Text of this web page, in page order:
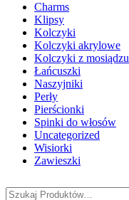
Charms
Klipsy
Kolczyki
Kolczyki akrylowe
Kolczyki z mosiądzu
Łańcuszki
Naszyjniki
Perły
Pierścionki
Spinki do włosów
Uncategorized
Wisiorki
Zawieszki